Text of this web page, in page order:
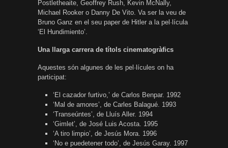
Postletheaite, Geoffrey Rush, Kevin McNally,
Michael Rooker o Danny De Vito. Va ser la veu de
Bruno Ganz en el seu paper de Hitler a la pel·lícula
‘El Hundimiento’.
Una llarga carrera de títols cinematogràfics
Aquestes són algunes de les pel·lícules on ha
participat:
‘El cazador furtivo,’ de Carlos Benpar. 1992
‘Mal de amores’, de Carles Balagué. 1993
‘Transeúntes’, de Lluís Aller. 1994
‘Gimlet’, de José Luis Acosta. 1995
‘A tiro limpio’, de Jesús Mora. 1996
‘No e puedetener todo’, de Jesús Garay. 1997